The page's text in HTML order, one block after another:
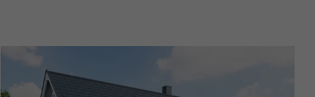
les
cela les
des